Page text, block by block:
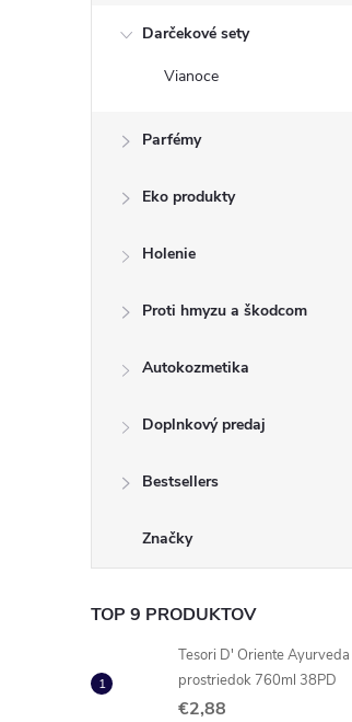
Darčekové sety
Vianoce
Parfémy
Eko produkty
Holenie
Proti hmyzu a škodcom
Autokozmetika
Doplnkový predaj
Bestsellers
Značky
TOP 9 PRODUKTOV
Tesori D' Oriente
prostriedok 760ml 38PD
€2,88
emulzia pre
8004283158061
DUREX
€5,29